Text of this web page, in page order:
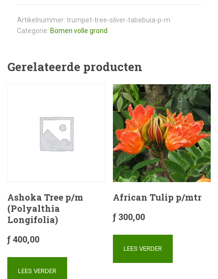
Artikelnummer: trumpet-tree-silver-tabebuia-p-m
Categorie: Bomen volle grond
Gerelateerde producten
Ashoka Tree p/m
(Polyalthia
Longifolia)
ƒ400,00
LEES VERDER
African Tulip p/mtr
ƒ 300,00
LEES VERDER